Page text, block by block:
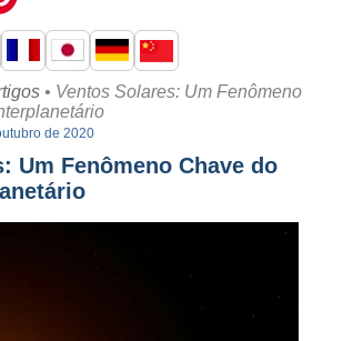
• Ventos Solares: Um Fenômeno
de 2020
Um Fenômeno Chave do